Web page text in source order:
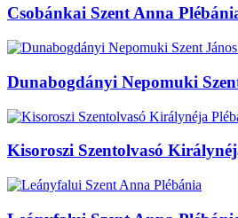
Csobánkai Szent Anna
Dunabogdányi Nepomuki
Kisoroszi Szentolvasó